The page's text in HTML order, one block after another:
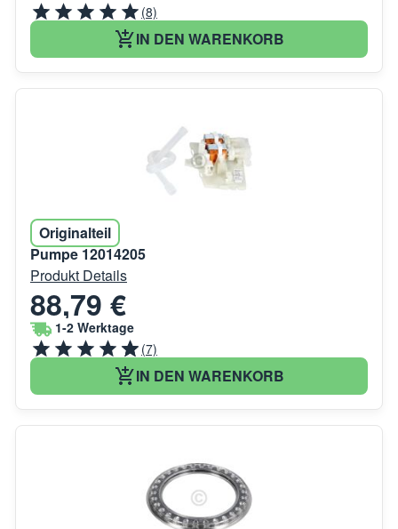
(8)
IN DEN WARENKORB
Originalteil
Pumpe 12014205
Produkt Details
88,79 €
1-2 Werktage
(7)
IN DEN WARENKORB